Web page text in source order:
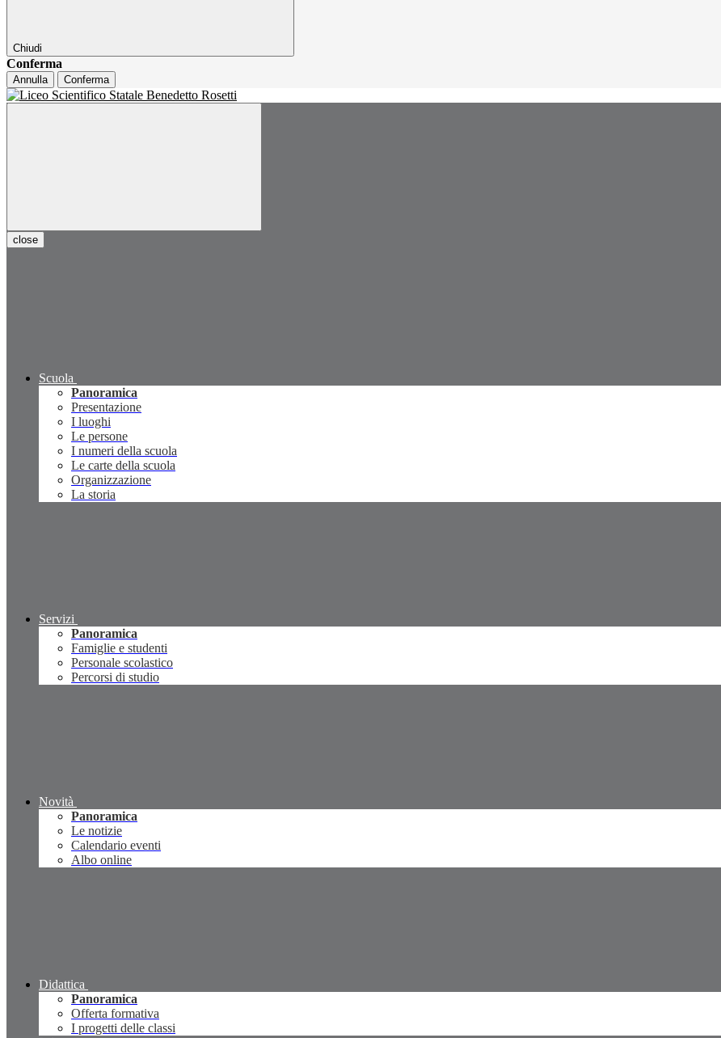
Chiudi
Conferma
Annulla Conferma
close
Scuola
Panoramica
Presentazione
I luoghi
Le persone
I numeri della scuola
Le carte della scuola
Organizzazione
La storia
Servizi
Panoramica
Famiglie e studenti
Personale scolastico
Percorsi di studio
Novità
Panoramica
Le notizie
Calendario eventi
Albo online
Didattica
Panoramica
Offerta formativa
I progetti delle classi